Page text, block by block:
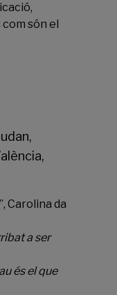
són el
”, Carolina da
a ser
és el que